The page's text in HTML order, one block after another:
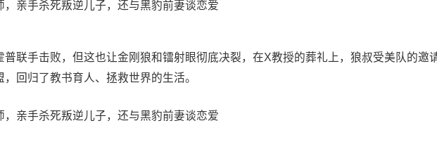
普联手击败，但这也让金刚狼和镭射眼彻底决裂，在X教授的葬礼上，狼叔受美队的邀
回归了教书育人、拯救世界的生活。